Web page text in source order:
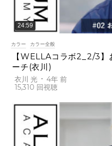
24:59
カラー カラー全般
【WELLAコラボ2_2/3
ーチ(衣川)
衣川 光
4年 前
15,310